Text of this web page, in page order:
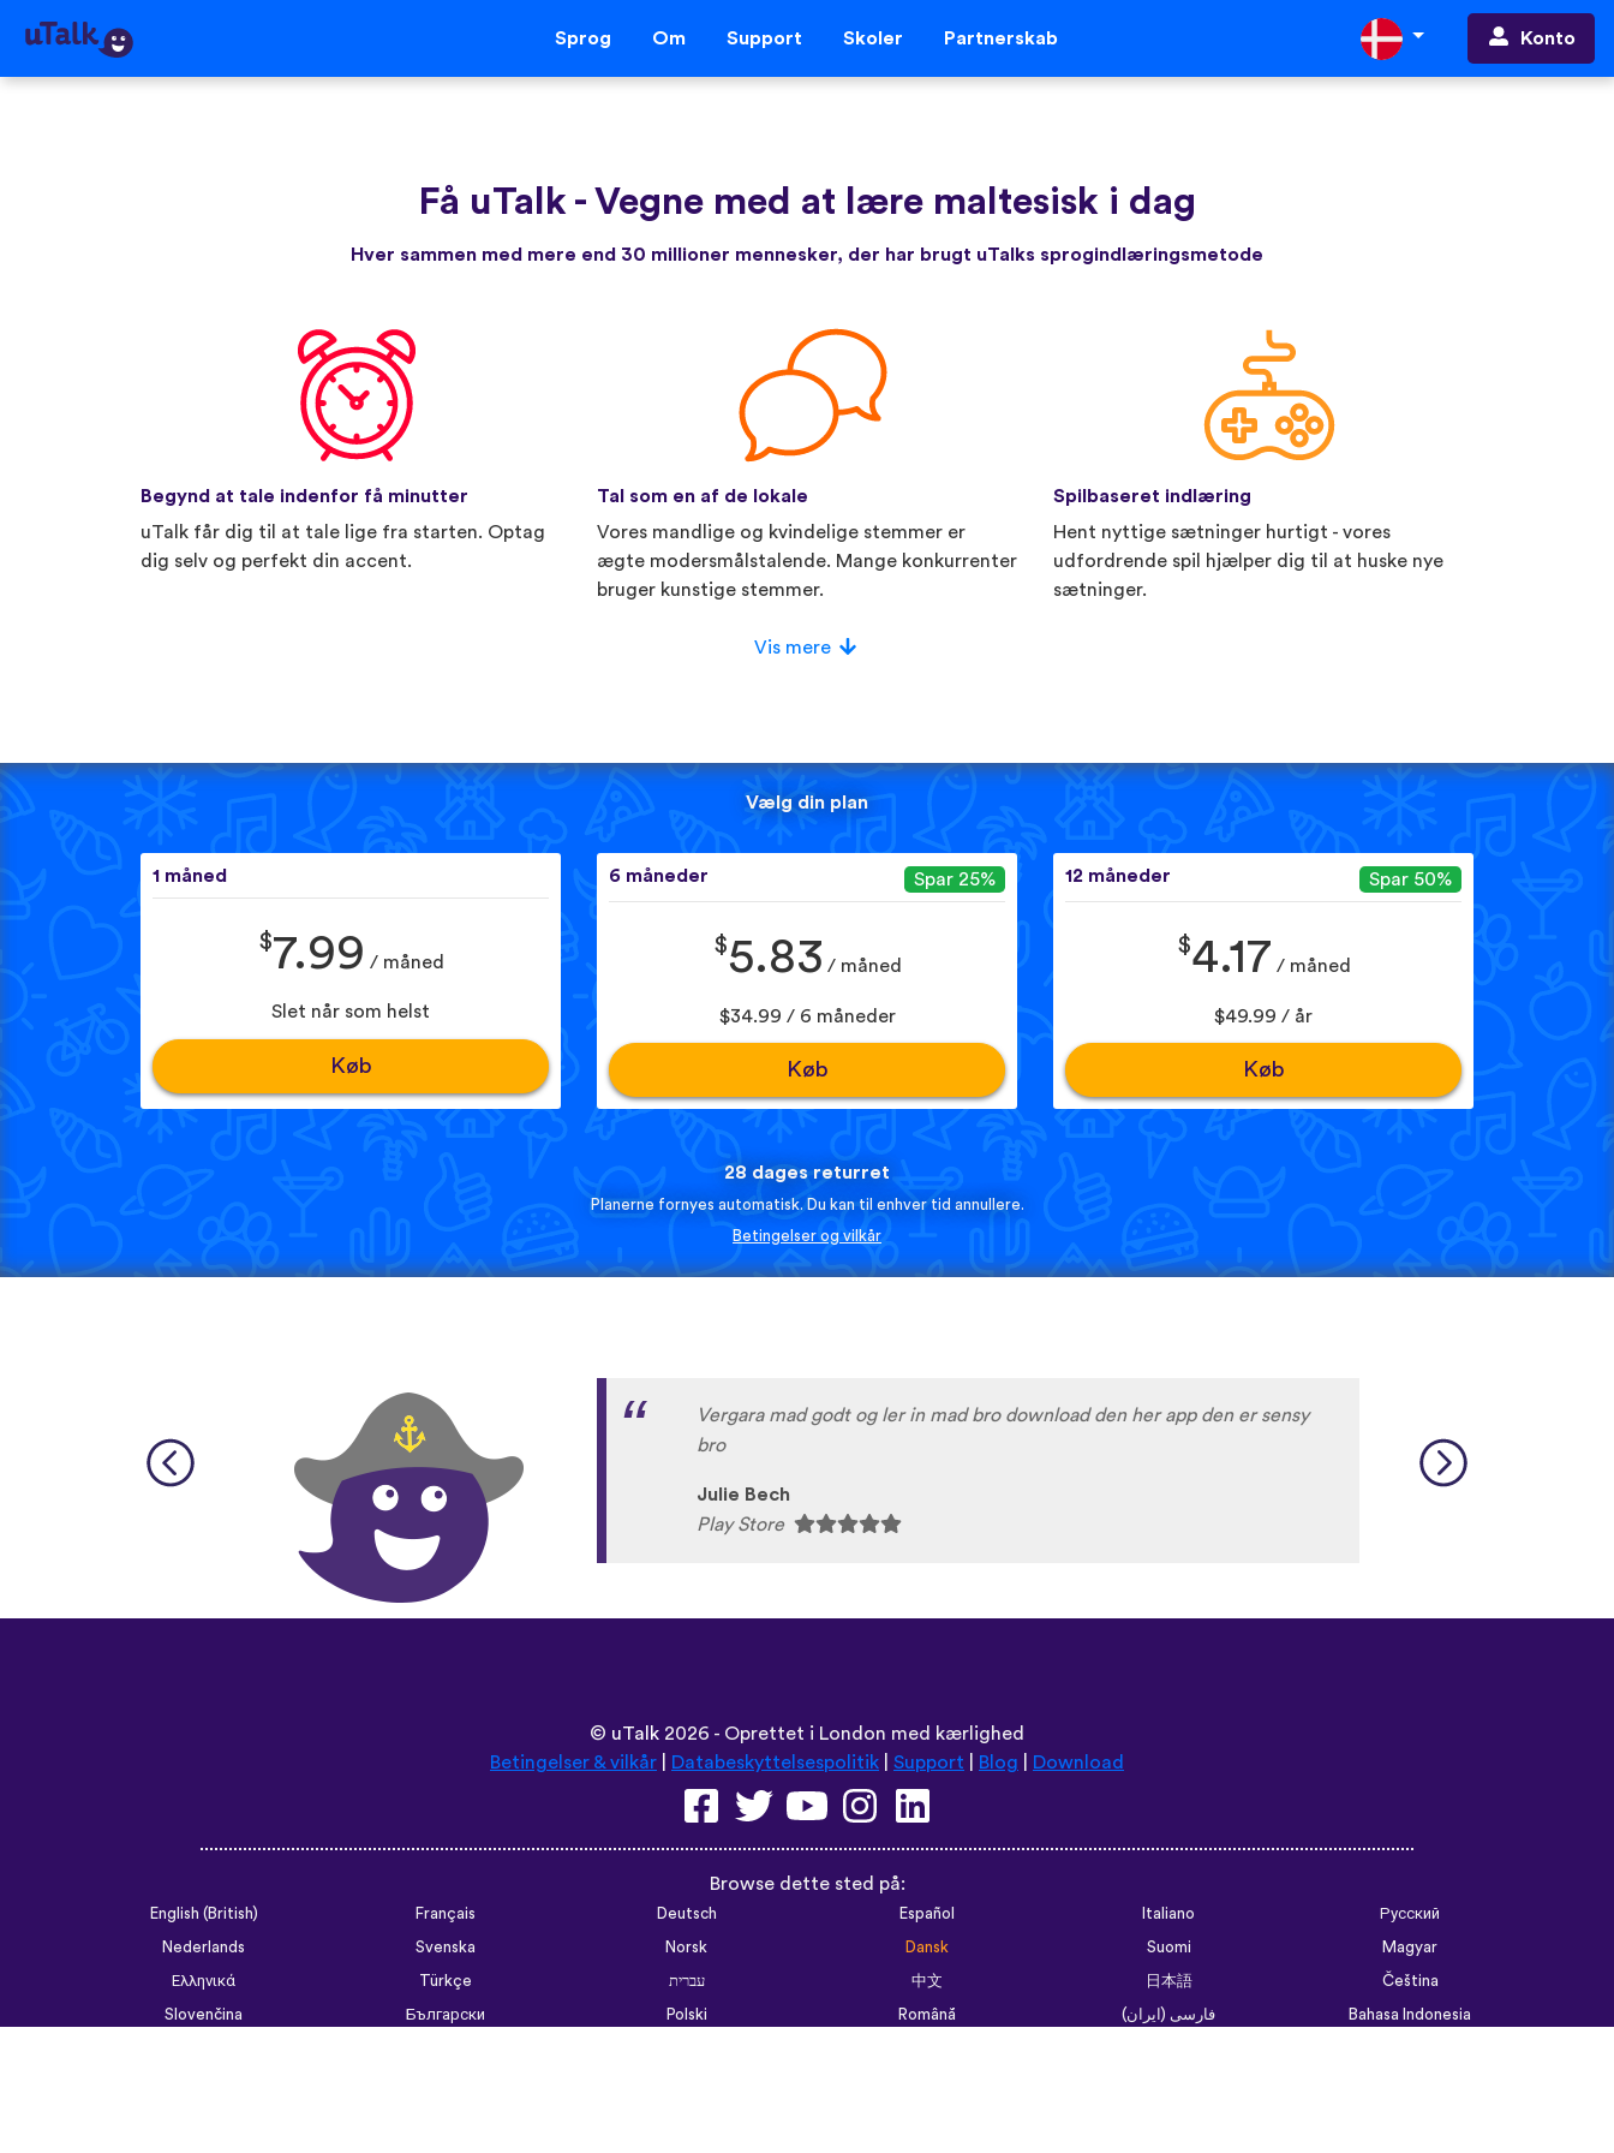
Sprog Om Support Skoler Partnerskab Konto
Få uTalk - Vegne med at lære maltesisk i dag
Hver sammen med mere end 30 millioner mennesker, der har brugt uTalks sprogindlæringsmetode
Begynd at tale indenfor få minutter
uTalk får dig til at tale lige fra starten. Optag
dig selv og perfekt din accent.
Tal som en af de lokale
Vores mandlige og kvindelige stemmer er
ægte modersmålstalende. Mange konkurrenter
bruger kunstige stemmer.
Spilbaseret indlæring
Hent nyttige sætninger hurtigt - vores
udfordrende spil hjælper dig til at huske nye
sætninger.
Vis mere
Vælg din plan
1 måned
$7.99 / måned
Slet når som helst
Køb
6 måneder Spar 25%
$5.83 / måned
$34.99 / 6 måneder
Køb
12 måneder Spar 50%
$4.17 / måned
$49.99 / år
Køb
28 dages returret
Planerne fornyes automatisk. Du kan til enhver tid annullere.
Betingelser og vilkår
Browse dette sted på:
English (British) Français Deutsch Español Italiano
Русский
Ελληνικά
Türkçe עברית 中文 日本語
Čeština
Slovenčina
Български Polski Română فارسی (ایران)
Bahasa Indonesia
ไทย
Tiếng Việt 한국어 Português do Brasil Українська
العربية الرسمية الحديثة
Монгол
Azərbaycan dili